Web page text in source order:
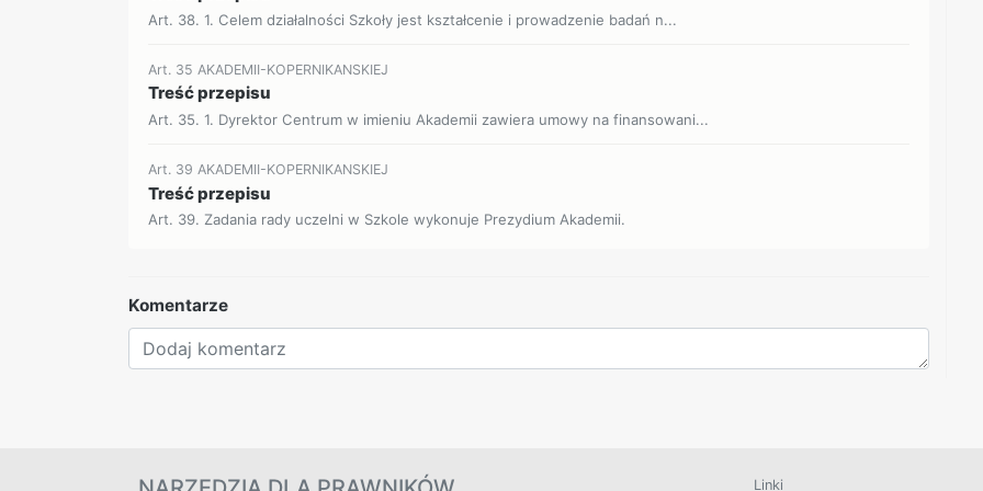
Art. 38. 1. Celem działalności Szkoły jest kształcenie i prowadzenie badań n...
Art. 35 AKADEMII-KOPERNIKANSKIEJ
Treść przepisu
Art. 35. 1. Dyrektor Centrum w imieniu Akademii zawiera umowy na finansowani...
Art. 39 AKADEMII-KOPERNIKANSKIEJ
Treść przepisu
Art. 39. Zadania rady uczelni w Szkole wykonuje Prezydium Akademii.
Komentarze
Linki